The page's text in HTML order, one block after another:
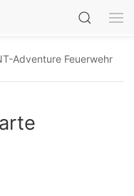
Adventure Feuerwehr